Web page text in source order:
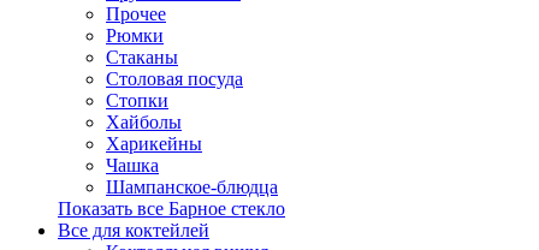
Прочее
Рюмки
Стаканы
Столовая посуда
Стопки
Хайболы
Харикейны
Чашка
Шампанское-блюдца
Показать все Барное стекло
Все для коктейлей